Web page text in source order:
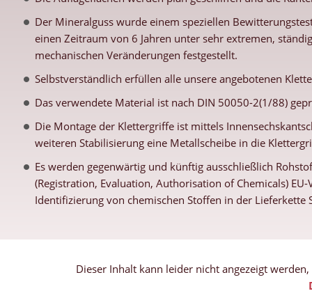
Der Mineralguss wurde einem speziellen
einen Zeitraum von 6 Jahren unter sehr extremen,
mechanischen Veränderungen festgestellt.
Selbstverständlich erfüllen alle unsere angebotenen
Das verwendete Material ist nach DIN 50050-2(1/88)
Die Montage der Klettergriffe ist mittels
weiteren Stabilisierung eine Metallscheibe in die
Es werden gegenwärtig und künftig ausschließlich
(Registration, Evaluation, Authorisation of Chemicals)
Identifizierung von chemischen Stoffen in der
Dieser Inhalt kann leider nicht angezeigt